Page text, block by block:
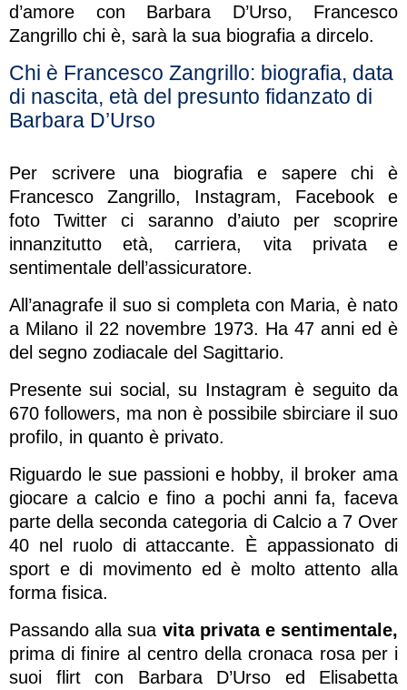
d’amore con Barbara D’Urso, Francesco
Zangrillo chi è, sarà la sua biografia a dircelo.
Chi è Francesco Zangrillo: biografia, data
di nascita, età del presunto fidanzato di
Barbara D’Urso
Per scrivere una biografia e sapere chi è
Francesco Zangrillo, Instagram, Facebook e
foto Twitter ci saranno d’aiuto per scoprire
innanzitutto età, carriera, vita privata e
sentimentale dell’assicuratore.
All’anagrafe il suo si completa con Maria, è nato
a Milano il 22 novembre 1973. Ha 47 anni ed è
del segno zodiacale del Sagittario.
Presente sui social, su Instagram è seguito da
670 followers, ma non è possibile sbirciare il suo
profilo, in quanto è privato.
Riguardo le sue passioni e hobby, il broker ama
giocare a calcio e fino a pochi anni fa, faceva
parte della seconda categoria di Calcio a 7 Over
40 nel ruolo di attaccante. È appassionato di
sport e di movimento ed è molto attento alla
forma fisica.
Passando alla sua vita privata e sentimentale,
prima di finire al centro della cronaca rosa per i
suoi flirt con Barbara D’Urso ed Elisabetta